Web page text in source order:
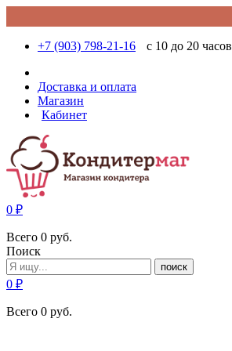
+7 (903) 798-21-16 с 10 до 20 часов
Доставка и оплата
Магазин
Кабинет
0 ₽
Всего 0 руб.
Поиск
поиск
0 ₽
Всего 0 руб.